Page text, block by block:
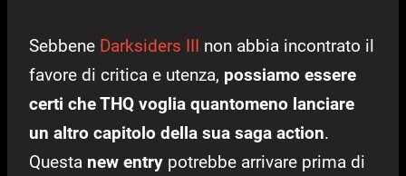
Sebbene Darksiders III non abbia incontrato il
favore di critica e utenza, possiamo essere
certi che THQ voglia quantomeno lanciare
un altro capitolo della sua saga action.
Questa new entry potrebbe arrivare prima di